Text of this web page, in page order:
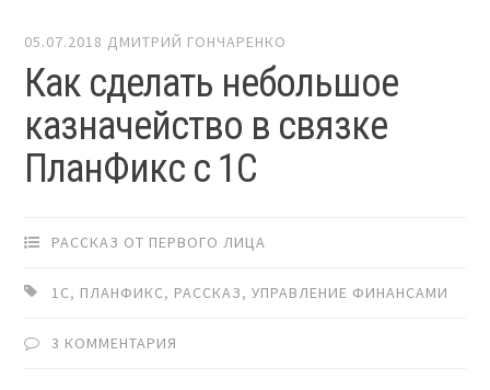
05.07.2018 ДМИТРИЙ ГОНЧАРЕНКО
Как сделать небольшое
казначейство в связке
ПланФикс с 1С
РАССКАЗ ОТ ПЕРВОГО ЛИЦА
1С, ПЛАНФИКС, РАССКАЗ,УПРАВЛЕНИЕ ФИНАНСАМИ
3 КОММЕНТАРИЯ